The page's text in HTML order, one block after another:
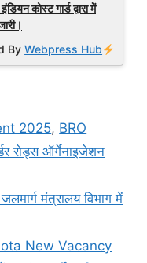
कोस्ट गार्ड द्वारा में
ByWebpress Hub
2025, BRO
रोड्स ऑर्गेनाइजेशन
मंत्रालय विभाग में
New Vacancy